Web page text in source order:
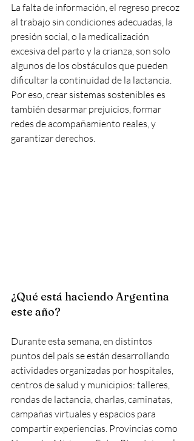
La falta de información, el regreso precoz
al trabajo sin condiciones adecuadas, la
presión social, o la medicalización
excesiva del parto y la crianza, son solo
algunos de los obstáculos que pueden
dificultar la continuidad de la lactancia.
Por eso, crear sistemas sostenibles es
también desarmar prejuicios, formar
redes de acompañamiento reales, y
garantizar derechos.
¿Qué está haciendo Argentina
este año?
Durante esta semana, en distintos
puntos del país se están desarrollando
actividades organizadas por hospitales,
centros de salud y municipios: talleres,
rondas de lactancia, charlas, caminatas,
campañas virtuales y espacios para
compartir experiencias. Provincias como